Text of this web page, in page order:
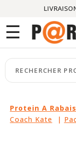
☰
Protein A Rabais
Coach Kate |
Menu
CATÉGORIES
keyboard_arrow_right
MARQUES
keyboard_arrow_right
PACKAGES
keyboard_arrow_right